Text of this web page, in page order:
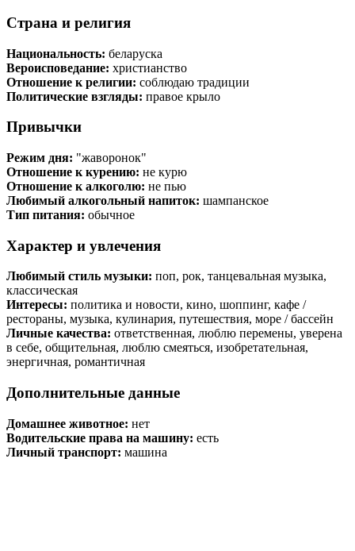
Страна и религия
Национальность: беларуска
Вероисповедание: христианство
Отношение к религии: соблюдаю традиции
Политические взгляды: правое крыло
Привычки
Режим дня: "жаворонок"
Отношение к курению: не курю
Отношение к алкоголю: не пью
Любимый алкогольный напиток: шампанское
Тип питания: обычное
Характер и увлечения
Любимый стиль музыки: поп, рок, танцевальная музыка,
классическая
Интересы: политика и новости, кино, шоппинг, кафе /
рестораны, музыка, кулинария, путешествия, море / бассейн
Личные качества: ответственная, люблю перемены, уверена
в себе, общительная, люблю смеяться, изобретательная,
энергичная, романтичная
Дополнительные данные
Домашнее животное: нет
Водительские права на машину: есть
Личный транспорт: машина